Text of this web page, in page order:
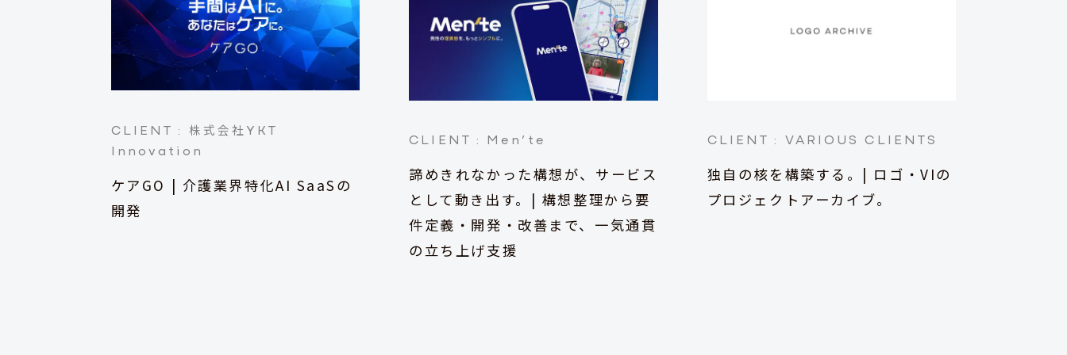
CLIENT : 株式会社 YKT
Innovation
ケアGO | 介護業界特化AI SaaSの
開発
CLIENT : Men’te
諦めきれなかった構想が、サービス
として動き出す。| 構想整理から要
件定義・開発・改善まで、一気通貫
の立ち上げ支援
CLIENT : VARIOUS CLIENTS
独自の核を構築する。| ロゴ・VIの
プロジェクトアーカイブ。